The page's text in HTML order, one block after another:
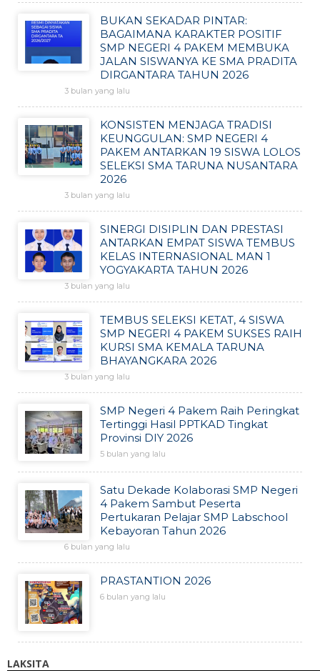
BUKAN SEKADAR PINTAR:
BAGAIMANA KARAKTER POSITIF
SMP NEGERI 4 PAKEM MEMBUKA
JALAN SISWANYA KE SMA PRADITA
DIRGANTARA TAHUN 2026
3 bulan yang lalu
KONSISTEN MENJAGA TRADISI
KEUNGGULAN: SMP NEGERI 4
PAKEM ANTARKAN 19 SISWA LOLOS
SELEKSI SMA TARUNA NUSANTARA
2026
3 bulan yang lalu
SINERGI DISIPLIN DAN PRESTASI
ANTARKAN EMPAT SISWA TEMBUS
KELAS INTERNASIONAL MAN 1
YOGYAKARTA TAHUN 2026
3 bulan yang lalu
TEMBUS SELEKSI KETAT, 4 SISWA
SMP NEGERI 4 PAKEM SUKSES RAIH
KURSI SMA KEMALA TARUNA
BHAYANGKARA 2026
3 bulan yang lalu
SMP Negeri 4 Pakem Raih Peringkat
Tertinggi Hasil PPTKAD Tingkat
Provinsi DIY 2026
5 bulan yang lalu
Satu Dekade Kolaborasi SMP Negeri
4 Pakem Sambut Peserta
Pertukaran Pelajar SMP Labschool
Kebayoran Tahun 2026
6 bulan yang lalu
PRASTANTION 2026
6 bulan yang lalu
LAKSITA